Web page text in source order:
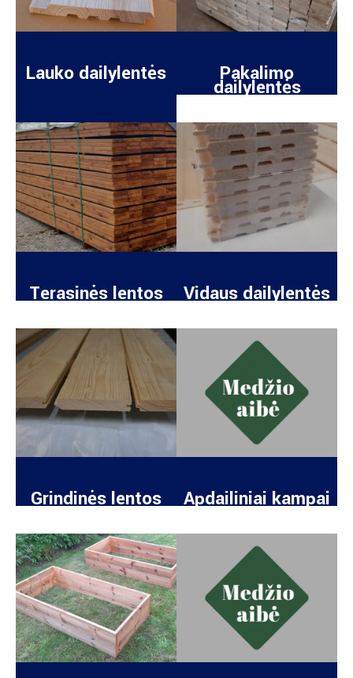
Lauko dailylentės Pakalimo
dailylentės
Terasinės lentos Vidaus dailylentės
Grindinės lentos Apdailiniai kampai